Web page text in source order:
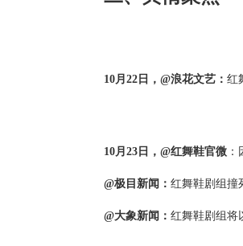
10月22日，@浪花文艺：红
10月23日，@红舞鞋官微
@极目新闻：红舞鞋剧组撞
@大象新闻：红舞鞋剧组将